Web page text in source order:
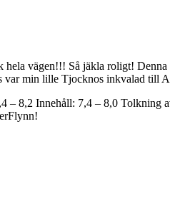
vägen!!! Så jäkla roligt! Denna
var min lille Tjocknos inkvalad till
– 8,2 Innehåll: 7,4 – 8,0 Tolkning